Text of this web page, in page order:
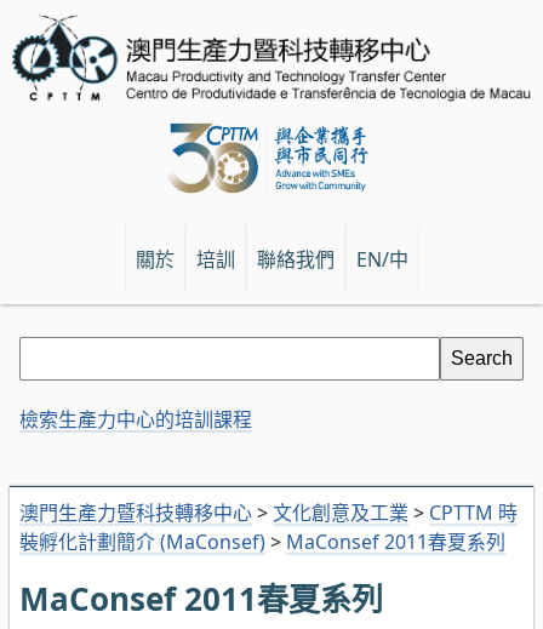
關於 培訓 聯絡我們 EN/中
澳門生產力暨科技轉移中心>文化創意及工業 > CPTTM 時
裝孵化計劃簡介 (MaConsef)> MaConsef 2011春夏系列
MaConsef 2011春夏系列
檢索生產力中心的培訓課程